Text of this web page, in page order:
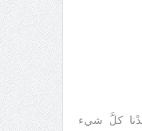
كلَّ شيء